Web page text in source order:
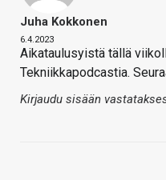
Juha Kokkonen
6.4.2023
Aikataulusyistä tällä
Tekniikkapodcastia.
Kirjaudu sisään